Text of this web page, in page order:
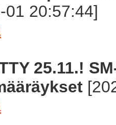
01 20:57:44]
25.11.!